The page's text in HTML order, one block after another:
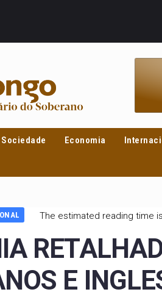
Sociedade Economia
The estimated reading time
E